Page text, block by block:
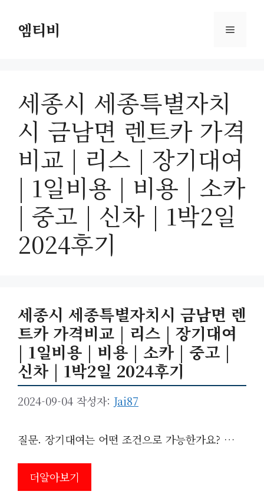
엠티비 메
세종시 세종특별자치
시 금남면 렌트카 가격
비교 | 리스 | 장기대여
| 1일비용 | 비용 | 소카
| 중고 | 신차 | 1박2일
2024후기
세종시 세종특별자치시 금남면 렌
트카 가격비교 | 리스 | 장기대여
| 1일비용 | 비용 | 소카 | 중고 |
신차 | 1박2일 2024후기
2024-09-04 작성자: Jai87
질문. 장기대여는 어떤 조건으로 가능한가요? …
더알아보기